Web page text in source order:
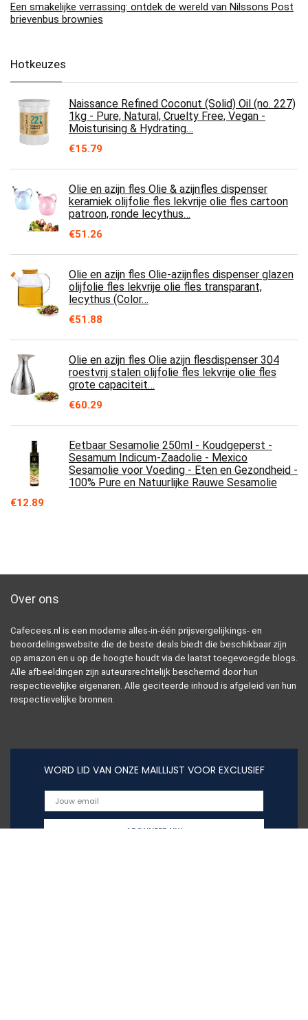
Een smakelijke verrassing: ontdek de wereld van Nilssons Post
brievenbus brownies
Hotkeuzes
Naissance Refined Coconut (Solid) Oil (no. 227)
1kg - Pure, Natural, Cruelty Free, Vegan -
Moisturising & Hydrating…
€15.79
Olie en azijn fles Olie & azijnfles dispenser
keramiek olijfolie fles lekvrije olie fles cartoon
patroon, ronde lecythus…
€51.26
Olie en azijn fles Olie-azijnfles dispenser glazen
olijfolie fles lekvrije olie fles transparant,
lecythus (Color…
€51.88
Olie en azijn fles Olie azijn flesdispenser 304
roestvrij stalen olijfolie fles lekvrije olie fles
grote capaciteit…
€60.29
Eetbaar Sesamolie 250ml - Koudgeperst -
Sesamum Indicum-Zaadolie - Mexico
Sesamolie voor Voeding - Eten en Gezondheid -
100% Pure en Natuurlijke Rauwe Sesamolie
€12.89
Over ons
Cafecees.nl is een moderne alles-in-één prijsvergelijkings- en
beoordelingswebsite die de beste deals biedt die beschikbaar zijn
op amazon en u op de hoogte houdt via de laatst toegevoegde blogs.
Alle afbeeldingen zijn auteursrechtelijk beschermd door hun
respectievelijke eigenaren. Alle geciteerde inhoud is afgeleid van hun
respectievelijke bronnen.
WORD LID VAN ONZE MAILLIJST VOOR EXCLUSIEF